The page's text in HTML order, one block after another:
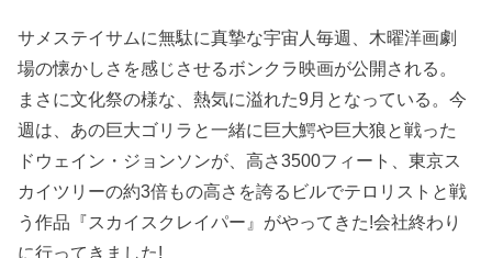
サメステイサムに無駄に真摯な宇宙人毎週、木曜洋画劇
場の懐かしさを感じさせるボンクラ映画が公開される。
まさに文化祭の様な、熱気に溢れた9月となっている。今
週は、あの巨大ゴリラと一緒に巨大鰐や巨大狼と戦った
ドウェイン・ジョンソンが、高さ3500フィート、東京ス
カイツリーの約3倍もの高さを誇るビルでテロリストと戦
う作品『スカイスクレイパー』がやってきた!会社終わり
に行ってきました!